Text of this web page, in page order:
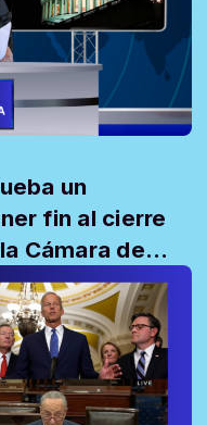
un
fin al cierre
Cámara de